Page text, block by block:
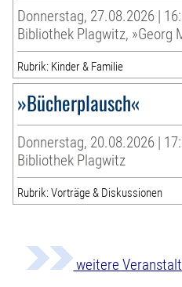
Donnerstag, 27.08.2026 |
Bibliothek Plagwitz, »Georg
Rubrik: Kinder & Familie
»Bücherplausch«
Donnerstag, 20.08.2026 |
Bibliothek Plagwitz
Rubrik: Vorträge & Diskussionen
weitere